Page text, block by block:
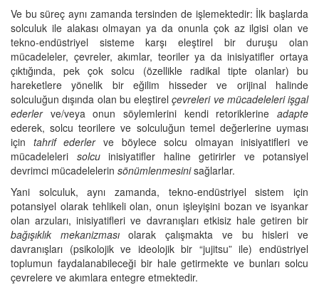
Ve bu süreç aynı zamanda tersinden de işlemektedir: İlk başlarda
solculuk ile alakası olmayan ya da onunla çok az ilgisi olan ve
tekno-endüstriyel sisteme karşı eleştirel bir duruşu olan
mücadeleler, çevreler, akımlar, teoriler ya da inisiyatifler ortaya
çıktığında, pek çok solcu (özellikle radikal tipte olanlar) bu
hareketlere yönelik bir eğilim hisseder ve orijinal halinde
solculuğun dışında olan bu eleştirelçevreleri ve mücadeleleri işgal
ederlerve/veya onun söylemlerini kendi retoriklerine adapte
ederek, solcu teorilere ve solculuğun temel değerlerine uyması
için tahrif ederlerve böylece solcu olmayan inisiyatifleri ve
mücadeleleri solcuinisiyatifler haline getirirler ve potansiyel
devrimci mücadelelerin sönümlenmesinisağlarlar.
Yani solculuk, aynı zamanda, tekno-endüstriyel sistem için
potansiyel olarak tehlikeli olan, onun işleyişini bozan ve isyankar
olan arzuları, inisiyatifleri ve davranışları etkisiz hale getiren bir
bağışıklık mekanizmasıolarak çalışmakta ve bu hisleri ve
davranışları (psikolojik ve ideolojik bir “jujitsu” ile) endüstriyel
toplumun faydalanabileceği bir hale getirmekte ve bunları solcu
çevrelere ve akımlara entegre etmektedir.